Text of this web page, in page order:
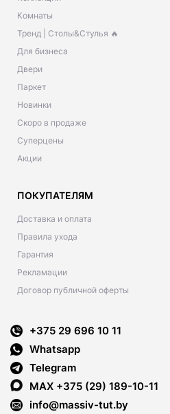
Комнаты
Тренд | Столы&Стулья 🔥
Для бизнеса
Двери
Паркет
Новинки
Скоро в продаже
Суперцены
Акции
ПОКУПАТЕЛЯМ
Доставка и оплата
Правила ухода
Гарантия
Рекламации
Договор публичной оферты
+375 29 696 10 11
Whatsapp
Telegram
MAX +375 (29) 189-10-11
info@massiv-tut.by